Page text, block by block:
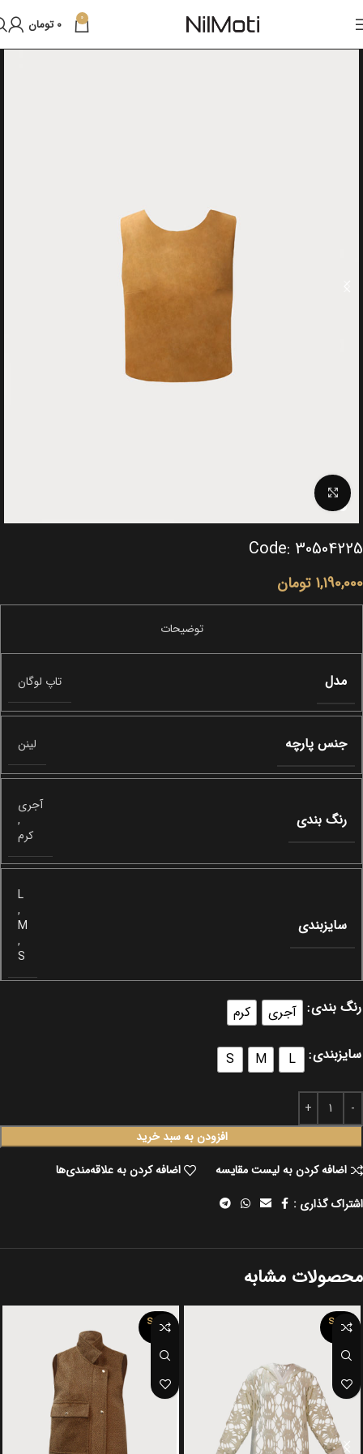
0
0 تومان
Click to enlarge
Code: 30504225
1,190,000 تومان
مدل تاپ لوگان
جنس پارچه لینن
رنگ بندی
آجری
,
کرم
سایزبندی
L
,
M
,
S
رنگ بندی آجری کرم
سایزبندی L
M
S
افزودن به سبد خرید
اضافه کردن به لیست مقایسه
اضافه کردن به علاقه‌مندی‌ها
اشتراک گذاری :
محصولات مشابه
SOLD
OUT
SOLD
OUT